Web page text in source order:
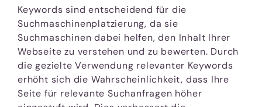
Keywords sind entscheidend für die
Suchmaschinenplatzierung, da sie
Suchmaschinen dabei helfen, den Inhalt Ihrer
Webseite zu verstehen und zu bewerten. Durch
die gezielte Verwendung relevanter Keywords
erhöht sich die Wahrscheinlichkeit, dass Ihre
Seite für relevante Suchanfragen höher